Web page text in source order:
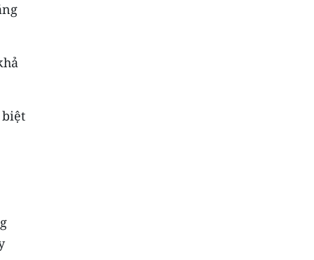
biệt